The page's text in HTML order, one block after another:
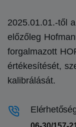
2025.01.01.-től
előzőleg
forgalmazott
értékesítését,
kalibrálását.